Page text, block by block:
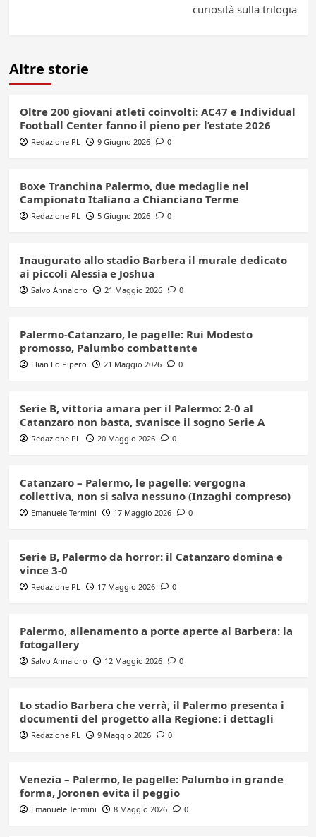
curiosità sulla trilogia
Altre storie
Oltre 200 giovani atleti coinvolti: AC47 e Individual
Football Center fanno il pieno per l’estate 2026
Redazione PL 9 Giugno 2026 0
Boxe Tranchina Palermo, due medaglie nel
Campionato Italiano a Chianciano Terme
Redazione PL 5 Giugno 2026 0
Inaugurato allo stadio Barbera il murale dedicato
ai piccoli Alessia e Joshua
Salvo Annaloro 21 Maggio 2026 0
Palermo-Catanzaro, le pagelle: Rui Modesto
promosso, Palumbo combattente
Elian Lo Pipero 21 Maggio 2026 0
Serie B, vittoria amara per il Palermo: 2-0 al
Catanzaro non basta, svanisce il sogno Serie A
Redazione PL 20 Maggio 2026 0
Catanzaro – Palermo, le pagelle: vergogna
collettiva, non si salva nessuno (Inzaghi compreso)
Emanuele Termini 17 Maggio 2026 0
Serie B, Palermo da horror: il Catanzaro domina e
vince 3-0
Redazione PL 17 Maggio 2026 0
Palermo, allenamento a porte aperte al Barbera: la
fotogallery
Salvo Annaloro 12 Maggio 2026 0
Lo stadio Barbera che verrà, il Palermo presenta i
documenti del progetto alla Regione: i dettagli
Redazione PL 9 Maggio 2026 0
Venezia – Palermo, le pagelle: Palumbo in grande
forma, Joronen evita il peggio
Emanuele Termini 8 Maggio 2026 0